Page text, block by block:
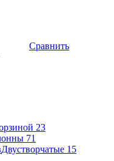
Сравнить
23
71
Двустворчатые 15